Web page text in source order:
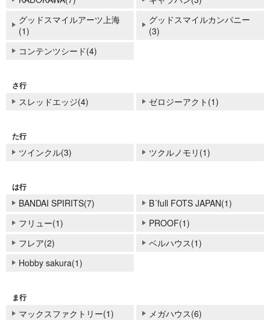
グッドスマイルアーツ上海
(1)
グッドスマイルカンパニー
(3)
コンテンツシード(4)
さ行
スレッドエッジ(4) ゼロジーアクト(1)
た行
ツインクル(3) ツクルノモリ(1)
は行
BANDAI SPIRITS(7)
B´full FOTS JAPAN(1)
フリュー(1)
PROOF(1)
フレア(2)
ベルハウス(1)
Hobby sakura(1)
ま行
マックスファクトリー(1)
メガハウス(6)